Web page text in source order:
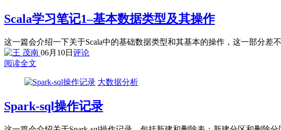
Scala学习笔记1–基本数据类型及其操作
这一篇会介绍一下关于Scala中的基础数据类型和其基本的操作，这一部分差
06月10日 评论
阅读全文
大数据分析
Spark-sql操作记录